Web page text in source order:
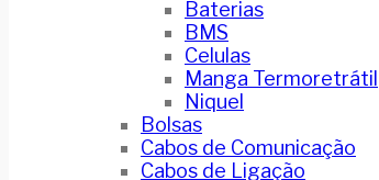
Baterias
BMS
Celulas
Manga Termoretrátil
Niquel
Bolsas
Cabos de Comunicação
Cabos de Ligação